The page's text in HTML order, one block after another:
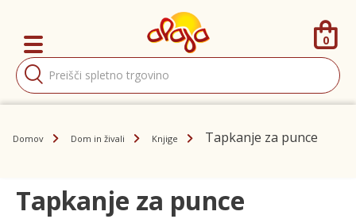
Products
search
0
Domov Dom in živali Knjige Tapkanje za punce
Tapkanje za punce